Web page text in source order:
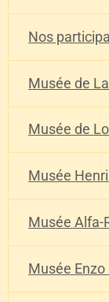
Nos
Musée de
Musée de
Musée
Musée Alfa-
Musée